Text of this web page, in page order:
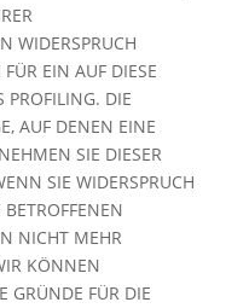
WIDERSPRUCH
EIN AUF DIESE
PROFILING. DIE
AUF DENEN EINE
SIE DIESER
SIE WIDERSPRUCH
NICHT MEHR
KÖNNEN
GRÜNDE FÜR DIE